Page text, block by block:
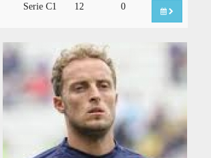
Serie C1 12 0